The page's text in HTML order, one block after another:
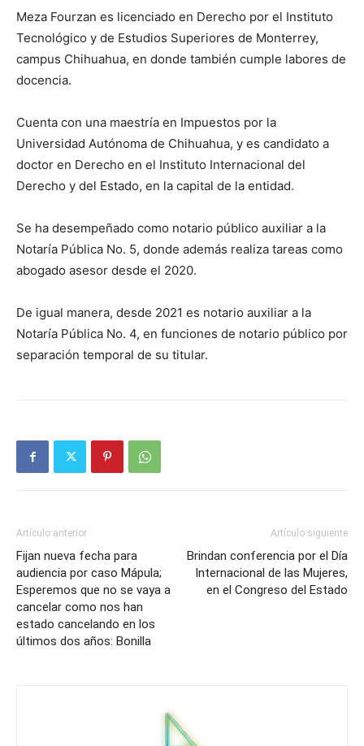
Meza Fourzan es licenciado en Derecho por el Instituto
Tecnológico y de Estudios Superiores de Monterrey,
campus Chihuahua, en donde también cumple labores de
docencia.
Cuenta con una maestría en Impuestos por la
Universidad Autónoma de Chihuahua, y es candidato a
doctor en Derecho en el Instituto Internacional del
Derecho y del Estado, en la capital de la entidad.
Se ha desempeñado como notario público auxiliar a la
Notaría Pública No. 5, donde además realiza tareas como
abogado asesor desde el 2020.
De igual manera, desde 2021 es notario auxiliar a la
Notaría Pública No. 4, en funciones de notario público por
separación temporal de su titular.
Artículo anterior
Fijan nueva fecha para
audiencia por caso Mápula;
Esperemos que no se vaya a
cancelar como nos han
estado cancelando en los
últimos dos años: Bonilla
Artículo siguiente
Brindan conferencia por el Día
Internacional de las Mujeres,
en el Congreso del Estado